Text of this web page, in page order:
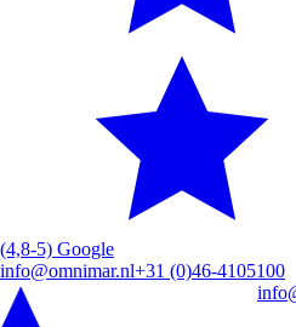
(4,8-5) Google
info@omnimar.nl+31 (0)46-4105100
+31